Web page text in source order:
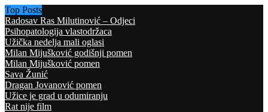
Top Posts
Radosav Ras Milutinović – Odjeci
Psihopatologija vlastodržaca
Užička nedelja mali oglasi
Milan Mijušković godišnji pomen
Milan Mijušković pomen
Sava Žunić
Dragan Jovanović pomen
Užice je grad u odumiranju
Rat nije film